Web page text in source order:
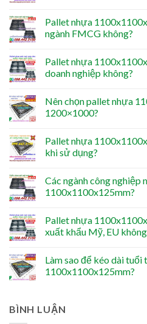
Pallet nhựa
ngành FMCG không?
Pallet nhựa
doanh nghiệp không?
Nên chọn pallet nhựa
1200×1000?
Pallet nhựa
khi sử dụng?
Các ngành công nghiệp
1100x1100x125mm?
Pallet nhựa
xuất khẩu Mỹ, EU
Làm sao để kéo dài tuổi
1100x1100x125mm?
BÌNH LUẬN